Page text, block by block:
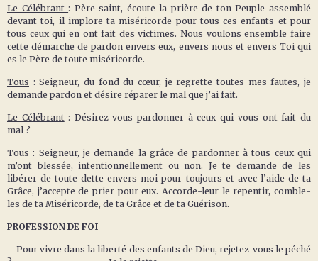
Le Célébrant: Père saint, écoute la prière de ton Peuple assemblé
devant toi, il implore ta miséricorde pour tous ces enfants et pour
tous ceux qui en ont fait des victimes. Nous voulons ensemble faire
cette démarche de pardon envers eux, envers nous et envers Toi qui
es le Père de toute miséricorde.
Tous : Seigneur, du fond du cœur, je regrette toutes mes fautes, je
demande pardon et désire réparer le mal que j’ai fait.
Le Célébrant: Désirez-vous pardonner à ceux qui vous ont fait du
mal ?
Tous : Seigneur, je demande la grâce de pardonner à tous ceux qui
m’ont blessée, intentionnellement ou non. Je te demande de les
libérer de toute dette envers moi pour toujours et avec l’aide de ta
Grâce, j’accepte de prier pour eux. Accorde-leur le repentir, comble-
les de ta Miséricorde, de ta Grâce et de ta Guérison.
PROFESSION DE FOI
– Pour vivre dans la liberté des enfants de Dieu, rejetez-vous le péché